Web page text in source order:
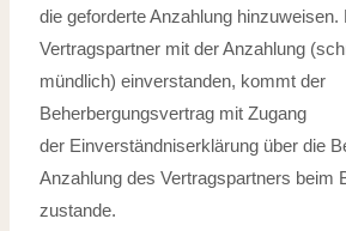
die geforderte Anzahlung hinzuweisen.
Vertragspartner mit der Anzahlung
mündlich) einverstanden, kommt der
Beherbergungsvertrag mit Zugang
der Einverständniserklärung über die
Anzahlung des Vertragspartners beim
zustande.